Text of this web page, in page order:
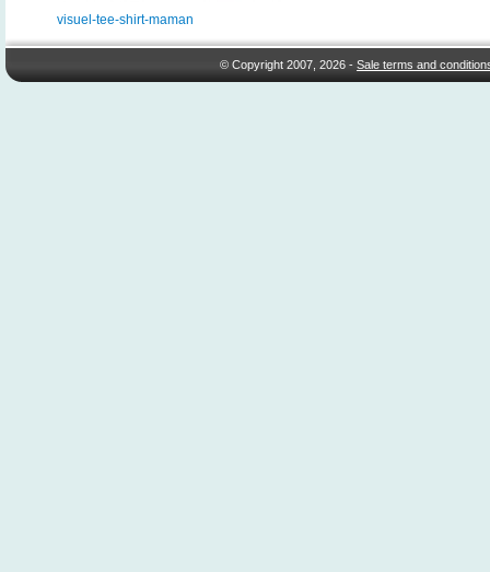
visuel-tee-shirt-maman
© Copyright 2007, 2026 -Sale terms and